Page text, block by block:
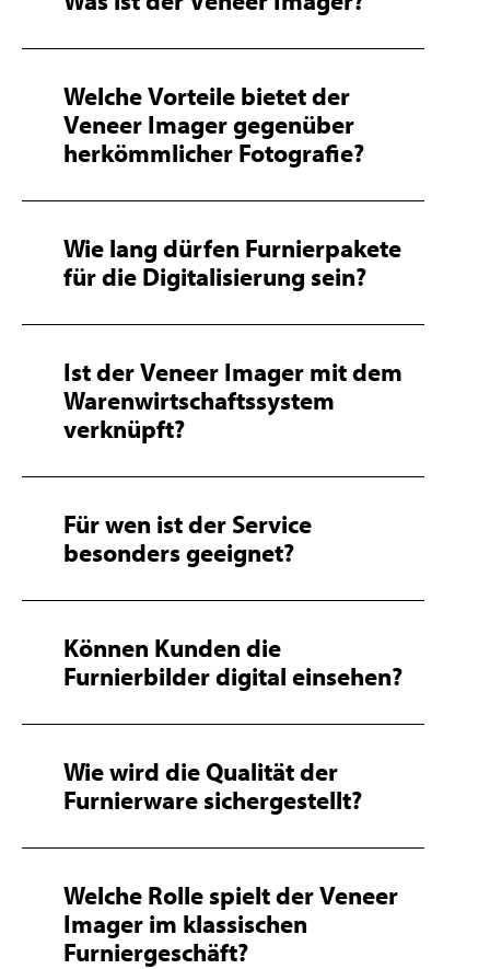
Welche Vorteile bietet der
Veneer Imager gegenüber
herkömmlicher Fotografie?
Wie lang dürfen Furnierpakete
für die Digitalisierung sein?
Ist der Veneer Imager mit dem
Warenwirtschaftssystem
verknüpft?
Für wen ist der Service
besonders geeignet?
Können Kunden die
Furnierbilder digital einsehen?
Wie wird die Qualität der
Furnierware sichergestellt?
Welche Rolle spielt der Veneer
Imager im klassischen
Furniergeschäft?